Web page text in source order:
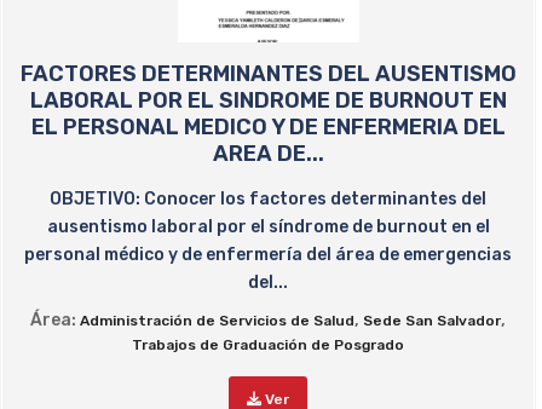
FACTORES DETERMINANTES DEL AUSENTISMO
LABORAL POR EL SINDROME DE BURNOUT EN
EL PERSONAL MEDICO Y DE ENFERMERIA DEL
AREA DE...
OBJETIVO: Conocer los factores determinantes del
ausentismo laboral por el síndrome de burnout en el
personal médico y de enfermería del área de emergencias
del...
Área: Administración de Servicios de Salud, Sede San Salvador,
Trabajos de Graduación de Posgrado
Ver